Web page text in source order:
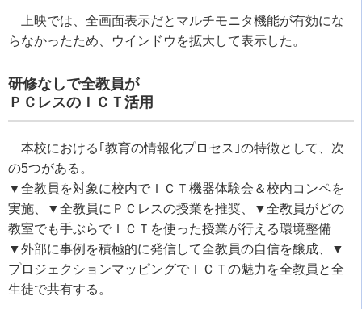
上映では、全画面表示だとマルチモニタ機能が有効にな
らなかったため、ウインドウを拡大して表示した。
研修なしで全教員が
ＰＣレスのＩＣＴ活用
本校における｢教育の情報化プロセス｣の特徴として、次
の5つがある。
▼全教員を対象に校内でＩＣＴ機器体験会＆校内コンペを
実施、▼全教員にＰＣレスの授業を推奨、▼全教員がどの
教室でも手ぶらでＩＣＴを使った授業が行える環境整備
▼外部に事例を積極的に発信して全教員の自信を醸成、▼
プロジェクションマッピングでＩＣＴの魅力を全教員と全
生徒で共有する。